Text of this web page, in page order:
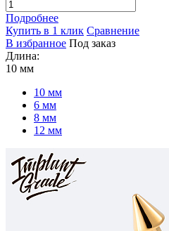
Подробнее
Купить в 1 клик Сравнение
В избранное Под заказ
Длина:
10 мм
10 мм
6 мм
8 мм
12 мм